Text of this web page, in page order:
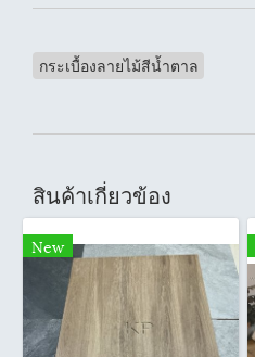
กระเบื้องลายไม้สีน้ำตาล
สินค้าเกี่ยวข้อง
New